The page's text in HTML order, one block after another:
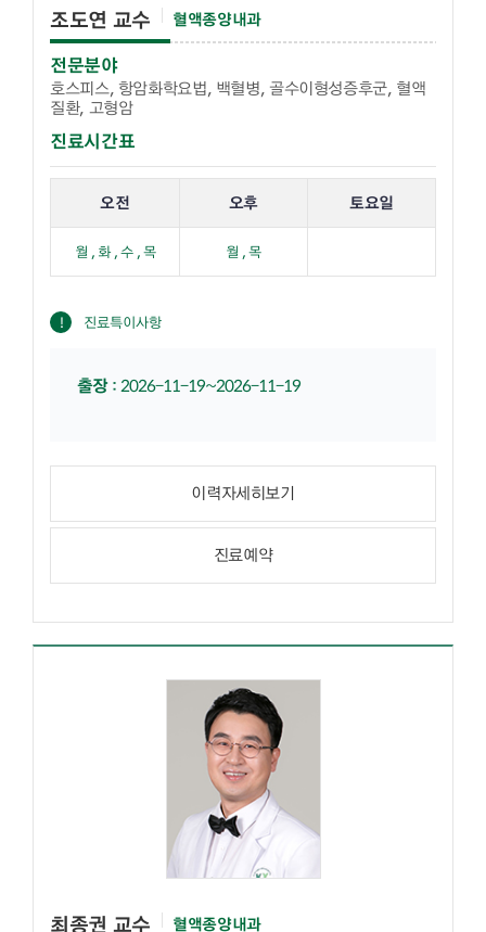
조도연 교수 혈액종양내과
전문분야
호스피스, 항암화학요법, 백혈병, 골수이형성증후군, 혈액
질환, 고형암
진료시간표
오전 오후 토요일
월 , 화 , 수 , 목 월 , 목
진료특이사항
출장:2026-11-19~2026-11-19
이력자세히보기
진료예약
최종권 교수 혈액종양내과